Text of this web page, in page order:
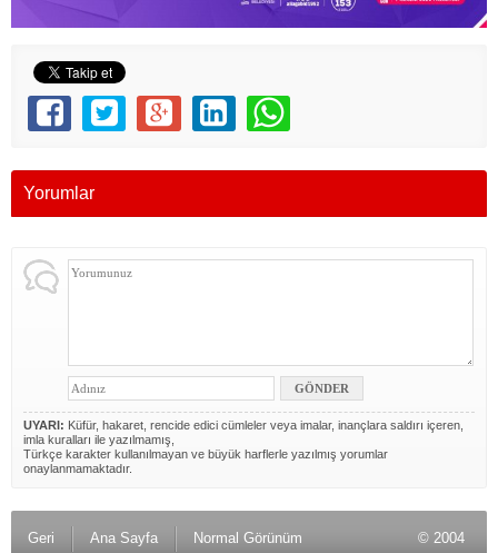
Yorumlar
UYARI: Küfür, hakaret, rencide edici cümleler veya imalar, inançlara saldırı içeren,
imla kuralları ile yazılmamış,
Türkçe karakter kullanılmayan ve büyük harflerle yazılmış yorumlar
onaylanmamaktadır.
Geri Ana Sayfa Normal Görünüm © 2004